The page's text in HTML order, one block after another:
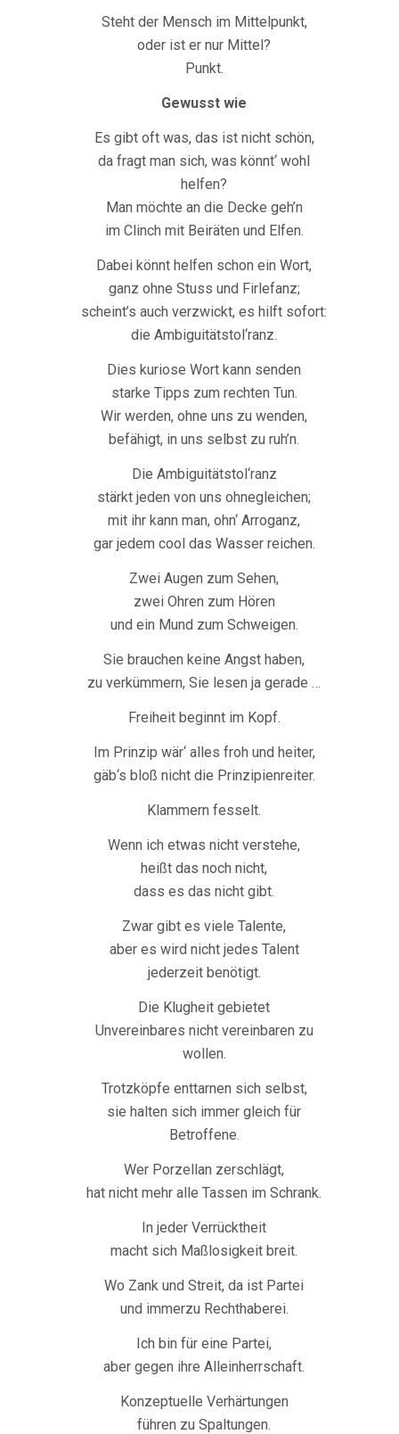
Steht der Mensch im Mittelpunkt,
oder ist er nur Mittel?
Punkt.
Gewusst wie
Es gibt oft was, das ist nicht schön,
da fragt man sich, was könnt‘ wohl
helfen?
Man möchte an die Decke geh’n
im Clinch mit Beiräten und Elfen.
Dabei könnt helfen schon ein Wort,
ganz ohne Stuss und Firlefanz;
scheint’s auch verzwickt, es hilft sofort:
die Ambiguitätstol‘ranz.
Dies kuriose Wort kann senden
starke Tipps zum rechten Tun.
Wir werden, ohne uns zu wenden,
befähigt, in uns selbst zu ruh’n.
Die Ambiguitätstol‘ranz
stärkt jeden von uns ohnegleichen;
mit ihr kann man, ohn‘ Arroganz,
gar jedem cool das Wasser reichen.
Zwei Augen zum Sehen,
zwei Ohren zum Hören
und ein Mund zum Schweigen.
Sie brauchen keine Angst haben,
zu verkümmern, Sie lesen ja gerade …
Freiheit beginnt im Kopf.
Im Prinzip wär‘ alles froh und heiter,
gäb‘s bloß nicht die Prinzipienreiter.
Klammern fesselt.
Wenn ich etwas nicht verstehe,
heißt das noch nicht,
dass es das nicht gibt.
Zwar gibt es viele Talente,
aber es wird nicht jedes Talent
jederzeit benötigt.
Die Klugheit gebietet
Unvereinbares nicht vereinbaren zu
wollen.
Trotzköpfe enttarnen sich selbst,
sie halten sich immer gleich für
Betroffene.
Wer Porzellan zerschlägt,
hat nicht mehr alle Tassen im Schrank.
In jeder Verrücktheit
macht sich Maßlosigkeit breit.
Wo Zank und Streit, da ist Partei
und immerzu Rechthaberei.
Ich bin für eine Partei,
aber gegen ihre Alleinherrschaft.
Konzeptuelle Verhärtungen
führen zu Spaltungen.